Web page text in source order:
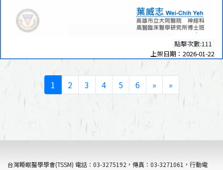
點擊次數:111
上架日期：2026-01-22
1 2 3 4 5 6 » »
台灣睡眠醫學學會(TSSM) 電話：03-3275192，傳真：03-3271061，行動電